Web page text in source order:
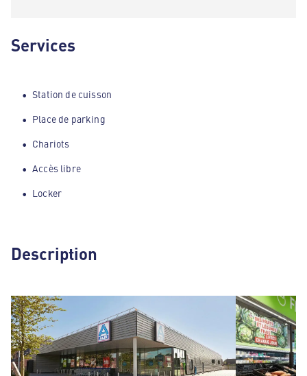
Services
Station de cuisson
Place de parking
Chariots
Accès libre
Locker
Description